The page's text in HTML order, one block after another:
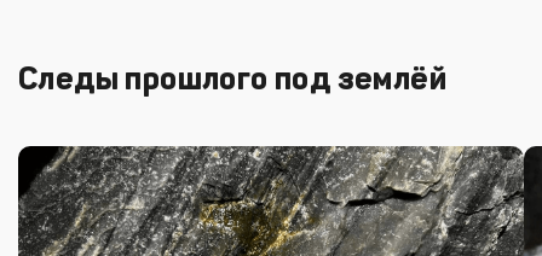
Следы прошлого под землёй